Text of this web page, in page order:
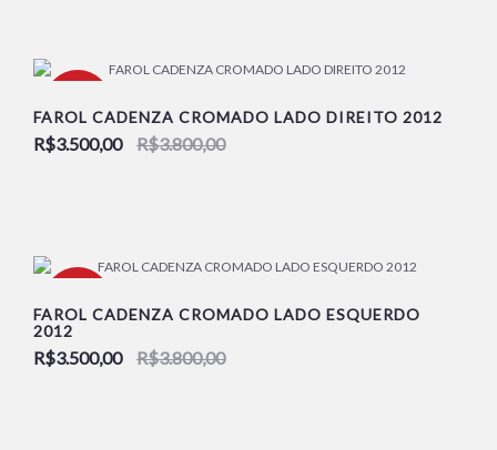
FAROL CADENZA CROMADO LADO DIREITO 2012
R$3.500,00 R$3.800,00
FAROL CADENZA CROMADO LADO ESQUERDO
2012
R$3.500,00 R$3.800,00